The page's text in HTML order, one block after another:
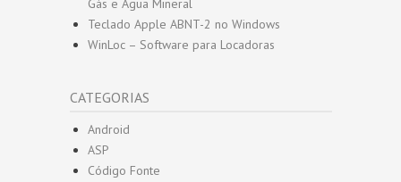
Gás e Água Mineral
Teclado Apple ABNT-2 no Windows
WinLoc – Software para Locadoras
CATEGORIAS
Android
ASP
Código Fonte